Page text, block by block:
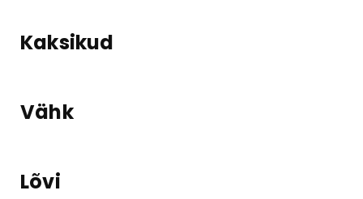
Kaksikud
Vähk
Lõvi